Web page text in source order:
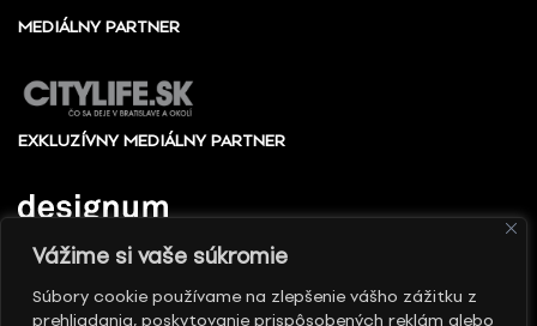
Vážime si vaše súkromie
Súbory cookie používame na zlepšenie vášho zážitku z
prehliadania, poskytovanie prispôsobených reklám alebo
MEDIÁLNY PARTNER
EXKLUZÍVNY MEDIÁLNY PARTNER